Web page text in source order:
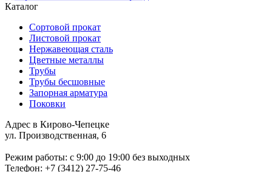
Каталог
Сортовой прокат
Листовой прокат
Нержавеющая сталь
Цветные металлы
Трубы
Трубы бесшовные
Запорная арматура
Поковки
Адрес в Кирово-Чепецке
ул. Производственная, 6
Режим работы: c 9:00 до 19:00 без выходных
Телефон: +7 (3412) 27-75-46